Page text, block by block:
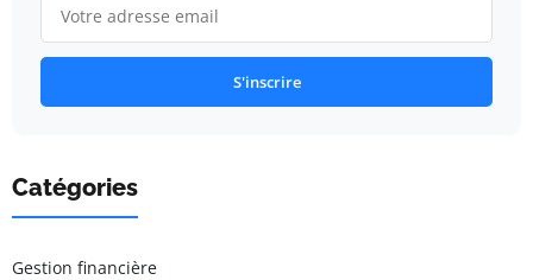
S'inscrire
Catégories
Gestion financière